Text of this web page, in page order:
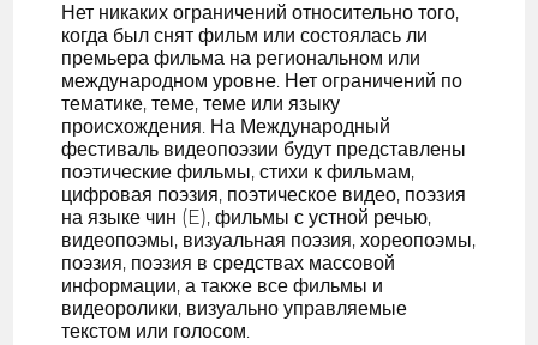
Нет никаких ограничений относительно того,
когда был снят фильм или состоялась ли
премьера фильма на региональном или
международном уровне. Нет ограничений по
тематике, теме, теме или языку
происхождения. На Международный
фестиваль видеопоэзии будут представлены
поэтические фильмы, стихи к фильмам,
цифровая поэзия, поэтическое видео, поэзия
на языке чин (E), фильмы с устной речью,
видеопоэмы, визуальная поэзия, хореопоэмы,
поэзия, поэзия в средствах массовой
информации, а также все фильмы и
видеоролики, визуально управляемые
текстом или голосом.